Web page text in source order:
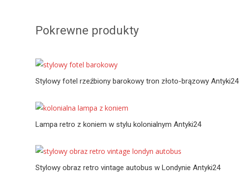
Pokrewne produkty
Stylowy fotel rzeźbiony barokowy tron złoto-brązowy Antyki24
Lampa retro z koniem w stylu kolonialnym Antyki24
Stylowy obraz retro vintage autobus w Londynie Antyki24